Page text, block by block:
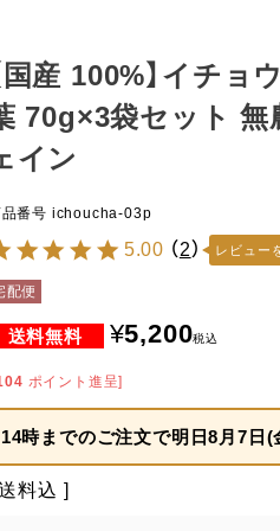
国産 100%】イチョ
70g×3袋セット 無
イン
番号 ichoucha-03p
5.00 （2） レビュー
配便
¥5,200税込
ポイント進呈]
14時までのご注文で明日8月7日(
料込